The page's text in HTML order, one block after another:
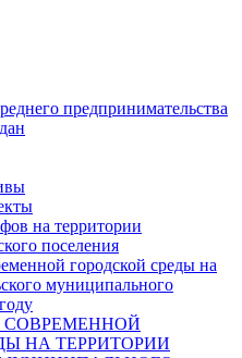
предпринимательства
на территории
поселения
городской среды на
муниципального
НА ТЕРРИТОРИИ